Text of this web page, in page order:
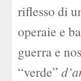
riflesso di
operaie e
guerra e
“verde”